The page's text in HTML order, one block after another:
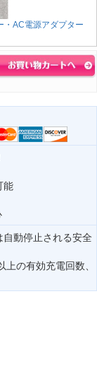
・AC電源アダプター
能
動停止される安全
の有効充電回数、